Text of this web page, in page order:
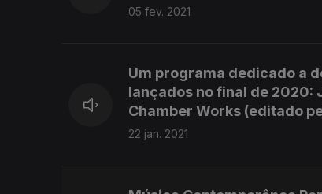
05 fev. 2021
Um programa dedicado a
lançados no final de 2020:
Chamber Works (editado
22 jan. 2021